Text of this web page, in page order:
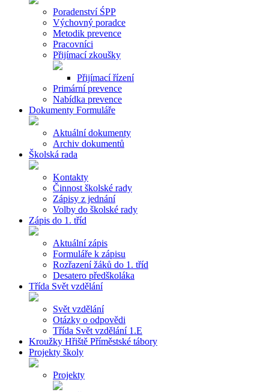
Poradenství ŚPP
Výchovný poradce
Metodik prevence
Pracovníci
Přijímací zkoušky
Přijímací řízení
Primární prevence
Nabídka prevence
Dokumenty Formuláře
Aktuální dokumenty
Archiv dokumentů
Školská rada
Kontakty
Činnost školské rady
Zápisy z jednání
Volby do školské rady
Zápis do 1. tříd
Aktuální zápis
Formuláře k zápisu
Rozřazení žáků do 1. tříd
Desatero předškoláka
Třída Svět vzdělání
Svět vzdělání
Otázky o odpovědi
Třída Svět vzdělání 1.E
Kroužky Hřiště Příměstské tábory
Projekty školy
Projekty